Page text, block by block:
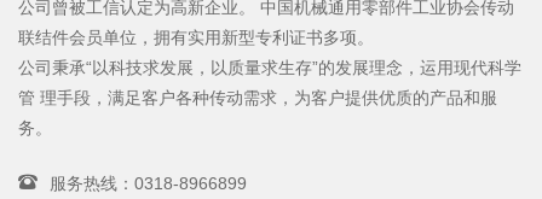
公司曾被工信认定为高新企业。 中国机械通用零部件工业协会传动
联结件会员单位，拥有实用新型专利证书多项。
公司秉承“以科技求发展，以质量求生存”的发展理念，运用现代科学
管 理手段，满足客户各种传动需求，为客户提供优质的产品和服
务。
服务热线：0318-8966899